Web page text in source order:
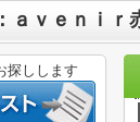
ａｖｅｎｉｒ
探しします